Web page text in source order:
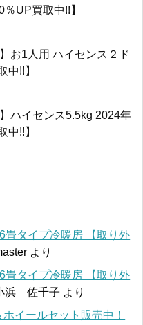
UP買取中!!】
お1人用 ハイセンス２ド
中!!】
ハイセンス5.5kg 2024年
中!!】
畳タイプ冷暖房 【取り外
より
畳タイプ冷暖房 【取り外
浜 佐千子 より
イールセット販売中！